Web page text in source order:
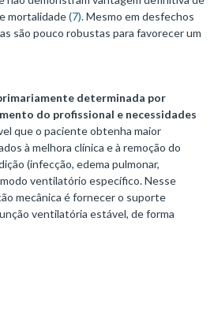
mortalidade(7). Mesmo em desfechos
são pouco robustas para favorecer um
determinada por
do profissional e necessidades
que o paciente obtenha maior
à melhora clínica e à remoção do
(infecção, edema pulmonar,
ventilatório específico. Nesse
mecânica é fornecer o suporte
ventilatória estável, de forma